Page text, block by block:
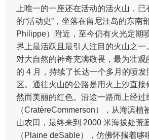
上唯一的一座还在活动的活火山，
的“活动史”，坐落在留尼汪岛的东南
Philippe）附近，至今仍有火光定期
界上最活跃且最引人注目的火山之一
对大自然的神奇充满敬畏，最为壮观
的 4 月，持续了长达一个多月的喷
区。通往火山的公路是用火上沙直接
然而美丽的红色。沿途一路而上经过
（CratèreCommerson），从海滨植
山农田，最终来到 2000 米海拔处荒
（Plaine deSable），仿佛怀揣着哆